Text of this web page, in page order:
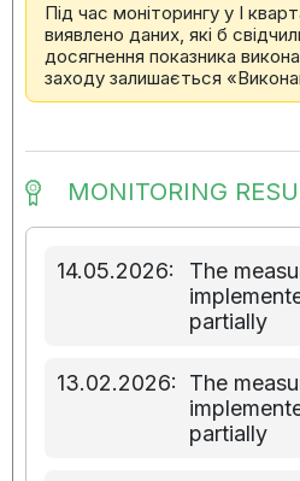
Під час моніторингу у І
виявлено даних, які б
досягнення показника
заходу залишається
MONITORING
14.05.2026:
The
partially
13.02.2026:
The
partially